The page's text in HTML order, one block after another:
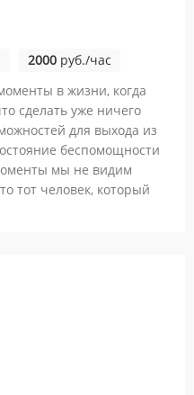
2000 руб./час
в жизни, когда
сделать уже ничего
для выхода из
беспомощности
мы не видим
тот человек, который